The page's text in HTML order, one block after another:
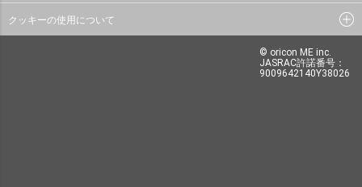
クッキーの使用について
© oricon ME inc.
JASRAC許諾番号：
9009642140Y38026